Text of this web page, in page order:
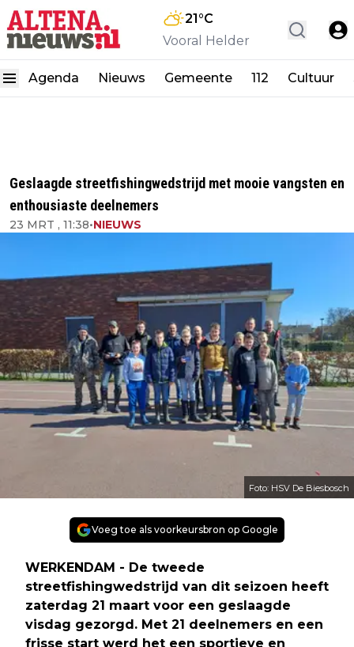
21°C
Vooral Helder
Agenda Nieuws Gemeente 112 Cultuur
Geslaagde streetfishingwedstrijd met mooie vangsten en
enthousiaste deelnemers
23 MRT , 11:38•NIEUWS
Foto: HSV De Biesbosch
Voeg toe als voorkeursbron op Google
WERKENDAM - De tweede
streetfishingwedstrijd van dit seizoen heeft
zaterdag 21 maart voor een geslaagde
visdag gezorgd. Met 21 deelnemers en een
frisse start werd het een sportieve en